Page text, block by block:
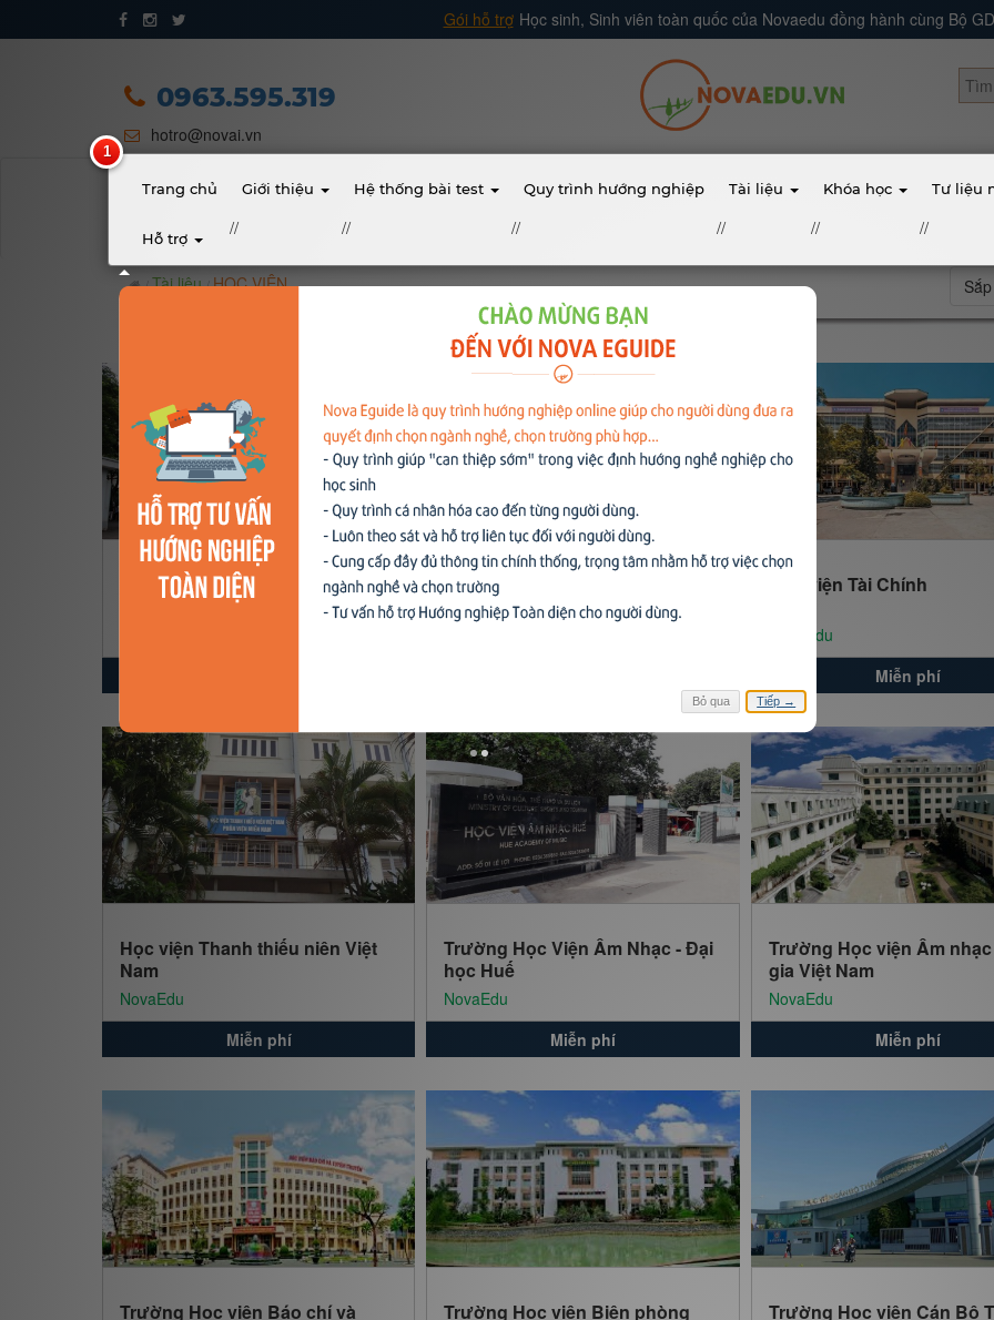
Trang chủ
Giới thiệu
Quy trình hướng nghiệp
Khóa học
Nhóm ngành nghề
Gương sáng học sinh - người nổi tiếng
Xu hướng ngành nghề
Gói hỗ trợ Học sinh, Sinh viên toàn quốc của Novaedu đồng hành cùng Bộ
0963.595.319
hotro@novai.vn
Trang chủ
//
Giới thiệu
//
Hệ thống bài test
//
Quy trình hướng nghiệp
//
Tài liệu
//
Khóa học
//
Tư liệu
Hỗ trợ
Tài liệu HỌC VIỆN
Học viện Công nghệ Bưu chính
Viễn Thông
Học viện Ngân Hàng Học viện Tài Chính
NovaEdu
Miễn phí
Học viện Thanh thiếu niên Việt
Nam
NovaEdu
Miễn phí
Trường Học Viện Âm Nhạc - Đại
học Huế
NovaEdu
Miễn phí
Trường Học viện Âm
gia Việt Nam
NovaEdu
Miễn phí
Trường Học viện Báo chí và
Trường Học viện Biên phòng
Trường Học viện Cán Bộ
Bỏ qua Tiếp →